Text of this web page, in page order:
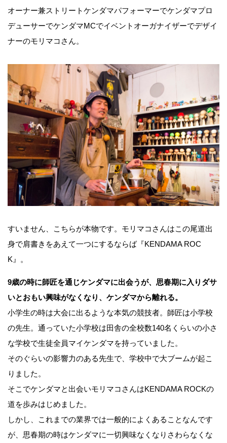
オーナー兼ストリートケンダマパフォーマーでケンダマプロ
デューサーでケンダマMCでイベントオーガナイザーでデザイ
ナーのモリマコさん。
すいません、こちらが本物です。モリマコさんはこの尾道出
身で肩書きをあえて一つにするならば『KENDAMA ROC
K』。
9歳の時に師匠を通じケンダマに出会うが、思春期に入りダサ
いとおもい興味がなくなり、ケンダマから離れる。
小学生の時は大会に出るような本気の競技者。師匠は小学校
の先生。通っていた小学校は田舎の全校数140名くらいの小さ
な学校で生徒全員マイケンダマを持っていました。
そのぐらいの影響力のある先生で、学校中で大ブームが起こ
りました。
そこでケンダマと出会いモリマコさんはKENDAMA ROCKの
道を歩みはじめました。
しかし、これまでの業界では一般的によくあることなんです
が、思春期の時はケンダマに一切興味なくなりさわらなくな